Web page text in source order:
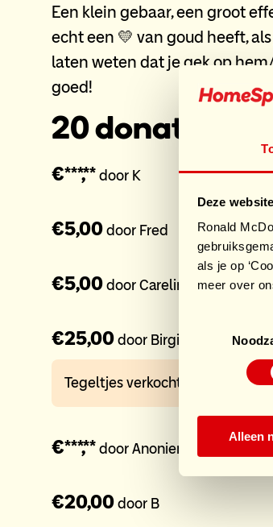
Deze
Ronald
als je op
meer over
Alleen
Een klein gebaar, een groot
echt een 💛 van goud heeft,
laten weten dat je gek op
goed!
20 donaties
€***,**door K
€5,00door Fred
€5,00door Careline
€25,00door Birgit
Tegeltjes verkocht bij Wentholt
€***,**door Anoniem
€20,00door B